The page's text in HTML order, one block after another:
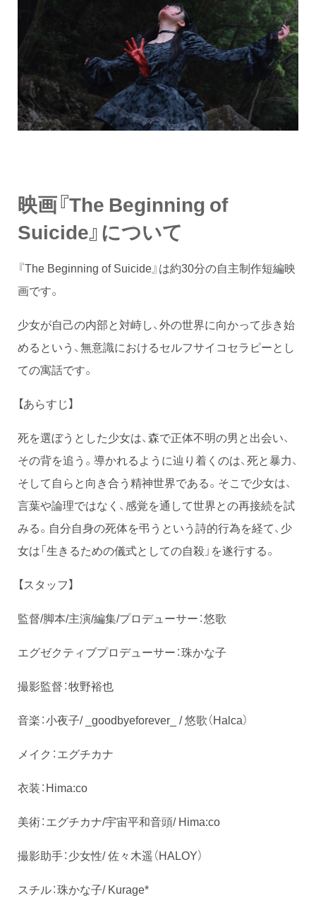
映画『The Beginning of
Suicide』について
『The Beginning of Suicide』は約30分の自主制作短編映
画です。
少女が自己の内部と対峙し、外の世界に向かって歩き始
めるという、無意識におけるセルフサイコセラピーとし
ての寓話です。
【あらすじ】
死を選ぼうとした少女は、森で正体不明の男と出会い、
その背を追う。導かれるように辿り着くのは、死と暴力、
そして自らと向き合う精神世界である。そこで少女は、
言葉や論理ではなく、感覚を通して世界との再接続を試
みる。自分自身の死体を弔うという詩的行為を経て、少
女は「生きるための儀式としての自殺」を遂行する。
【スタッフ】
監督/脚本/主演/編集/プロデューサー：悠歌
エグゼクティブプロデューサー：珠かな子
撮影監督：牧野裕也
音楽：小夜子/ _goodbyeforever_ / 悠歌（Halca）
メイク：エグチカナ
衣装：Hima:co
美術：エグチカナ/宇宙平和音頭/ Hima:co
撮影助手：少女性/ 佐々木遥（HALOY）
スチル：珠かな子/ Kurage*